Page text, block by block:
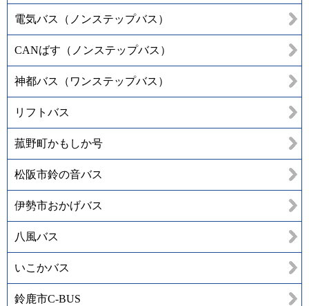
電気バス（ノンステップバス）
CANばす（ノンステップバス）
神都バス（ワンステップバス）
リフトバス
菰野町かもしか号
松阪市鈴の音バス
伊勢市おかげバス
八風バス
いこかバス
鈴鹿市C-BUS